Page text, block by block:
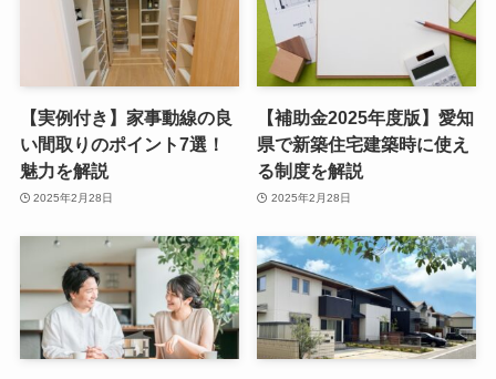
【実例付き】家事動線の良
い間取りのポイント7選！
魅力を解説
2025年2月28日
【補助金2025年度版】愛知
県で新築住宅建築時に使え
る制度を解説
2025年2月28日